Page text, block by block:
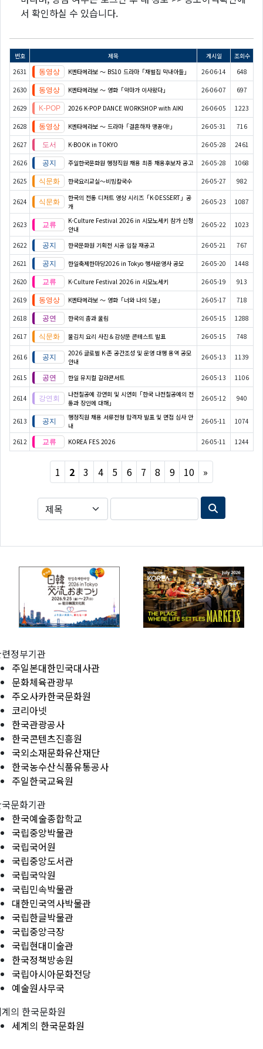
서 확인하실 수 있습니다.
번호 제목 게시일
조회수
2631
K엔타메라보 ～ BS10 드라마「재벌집 막내아들」 26-06-14 648
2630 K엔타메라보 ～ 영화「악마가 이사왔다」 26-06-07 697
2629 2026 K-POP DANCE WORKSHOP with AIKI 26-06-05 1223
2628 K엔타메라보 ～ 드라마「결혼하자 맹꽁아!」 26-05-31 716
2627 K-BOOK in TOKYO 26-05-28 2461
2626 주일한국문화원 행정직원 채용 최종 채용후보자 공고 26-05-28 1068
2625 한국요리교실〜비빔칼국수 26-05-27 982
2624
한국의 전통 디저트 영상 시리즈「K-DESSERT」공
개
26-05-23 1087
2623
K-Culture Festival 2026 in 시모노세키 참가 신청
안내
26-05-22 1023
2622 한국문화원 기획전 시공 입찰 재공고 26-05-21 767
2621 한일축제한마당2026 in Tokyo 행사운영사 공모 26-05-20 1448
2620 K-Culture Festival 2026 in 시모노세키 26-05-19 913
2619 K엔타메라보 ～ 영화「너와 나의 5분」 26-05-17 718
2618 한국의 춤과 울림 26-05-15 1288
2617 물김치 요리 사진＆감상문 콘테스트 발표 26-05-15 748
2616
2026 글로벌 K-존 공간조성 및 운영 대행 용역 공모
안내
26-05-13 1139
2615 한일 뮤지컬 갈라콘서트 26-05-13 1106
2614
나전칠공예 강연회 및 시연회「한국 나전칠공예의 전
통과 장인에 대해」
26-05-12 940
2613
행정직원 채용 서류전형 합격자 발표 및 면접 심사 안
내
26-05-11 1074
2612 KOREA FES 2026 26-05-11 1244
1 2 3 4 5 6 7 8 9 10 »
정부기관
주일본대한민국대사관
문화체육관광부
주오사카한국문화원
코리아넷
한국관광공사
한국콘텐츠진흥원
국외소재문화유산재단
한국농수산식품유통공사
주일한국교육원
문화기관
한국예술종합학교
국립중앙박물관
국립국어원
국립중앙도서관
국립국악원
국립민속박물관
대한민국역사박물관
국립한글박물관
국립중앙극장
국립현대미술관
한국정책방송원
국립아시아문화전당
예술원사무국
의 한국문화원
세계의 한국문화원